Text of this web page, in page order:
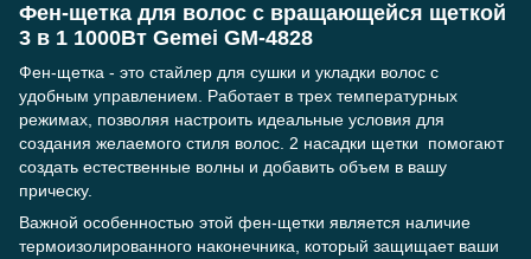
Фен-щетка для волос с вращающейся щеткой
3 в 1 1000Вт Gemei GM-4828
Фен-щетка - это стайлер для сушки и укладки волос с
удобным управлением. Работает в трех температурных
режимах, позволяя настроить идеальные условия для
создания желаемого стиля волос. 2 насадки щетки помогают
создать естественные волны и добавить объем в вашу
прическу.
Важной особенностью этой фен-щетки является наличие
термоизолированного наконечника, который защищает ваши